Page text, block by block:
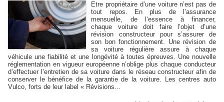
Etre propriétaire d’une voiture n’est pas de
tout repos. En plus de l’assurance
mensuelle, de l‘essence à financer,
chaque voiture doit faire l’objet d’une
révision constructeur pour s’assurer de
son bon fonctionnement. Une révision de
sa voiture régulière assure à chaque
véhicule une fiabilité et une longévité à toutes épreuves. Une nouvelle
réglementation en vigueur européenne n’oblige plus chaque conducteur
d’effectuer l’entretien de sa voiture dans le réseau constructeur afin de
conserver le bénéfice de la garantie de la voiture. Les centres auto
Vulco, forts de leur label « Révisions...